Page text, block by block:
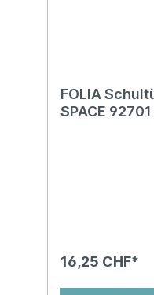
FOLIA
SPACE
16,25 CHF*